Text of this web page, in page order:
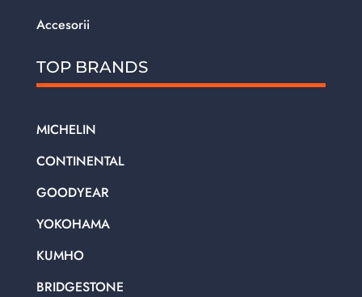
Accesorii
TOP BRANDS
MICHELIN
CONTINENTAL
GOODYEAR
YOKOHAMA
KUMHO
BRIDGESTONE